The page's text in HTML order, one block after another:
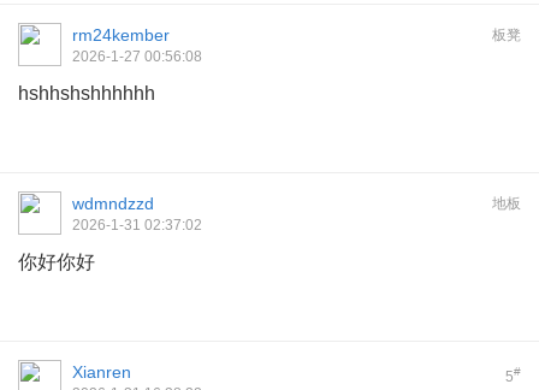
板凳
rm24kember
2026-1-27 00:56:08
hshhshshhhhhh
地板
wdmndzzd
2026-1-31 02:37:02
你好你好
5#
Xianren